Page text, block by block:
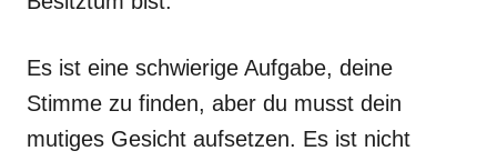
Es ist eine schwierige Aufgabe, deine
Stimme zu finden, aber du musst dein
mutiges Gesicht aufsetzen. Es ist nicht